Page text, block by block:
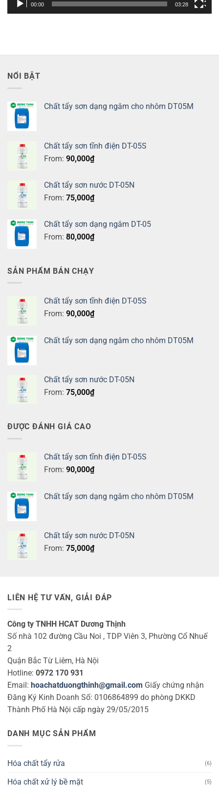
00:00 03:28
NỔI BẬT
Chất tẩy sơn dạng ngâm cho nhôm DT05M
Chất tẩy sơn tĩnh điện DT-05S
From: 90,000₫
Chất tẩy sơn nước DT-05N
From: 75,000₫
Chất tẩy sơn dạng ngâm DT-05
From: 80,000₫
SẢN PHẨM BÁN CHẠY
Chất tẩy sơn tĩnh điện DT-05S
From: 90,000₫
Chất tẩy sơn dạng ngâm cho nhôm DT05M
Chất tẩy sơn nước DT-05N
From: 75,000₫
ĐƯỢC ĐÁNH GIÁ CAO
Chất tẩy sơn tĩnh điện DT-05S
From: 90,000₫
Chất tẩy sơn dạng ngâm cho nhôm DT05M
Chất tẩy sơn nước DT-05N
From: 75,000₫
LIÊN HỆ TƯ VẤN, GIẢI ĐÁP
Công ty TNHH HCAT Dương Thịnh
Số nhà 102 đường Cầu Noi , TDP Viên 3, Phường Cổ Nhuế
2
Quận Bắc Từ Liêm, Hà Nội
Hotline: 0972 170 931
Email: hoachatduongthinh@gmail.com Giấy chứng nhận
Đăng Ký Kinh Doanh Số: 0106864899 do phòng DKKD
Thành Phố Hà Nội cấp ngày 29/05/2015
DANH MỤC SẢN PHẨM
Hóa chất tẩy rửa (6)
Hóa chất xử lý bề mặt (5)